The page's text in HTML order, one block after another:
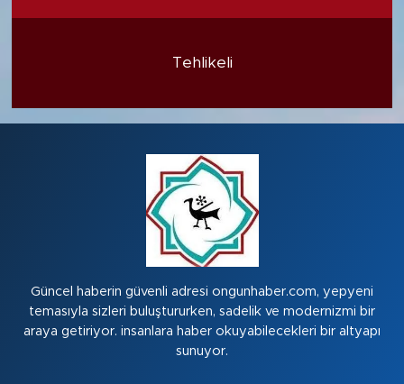
Tehlikeli
Güncel haberin güvenli adresi ongunhaber.com, yepyeni
temasıyla sizleri buluştururken, sadelik ve modernizmi bir
araya getiriyor. insanlara haber okuyabilecekleri bir altyapı
sunuyor.